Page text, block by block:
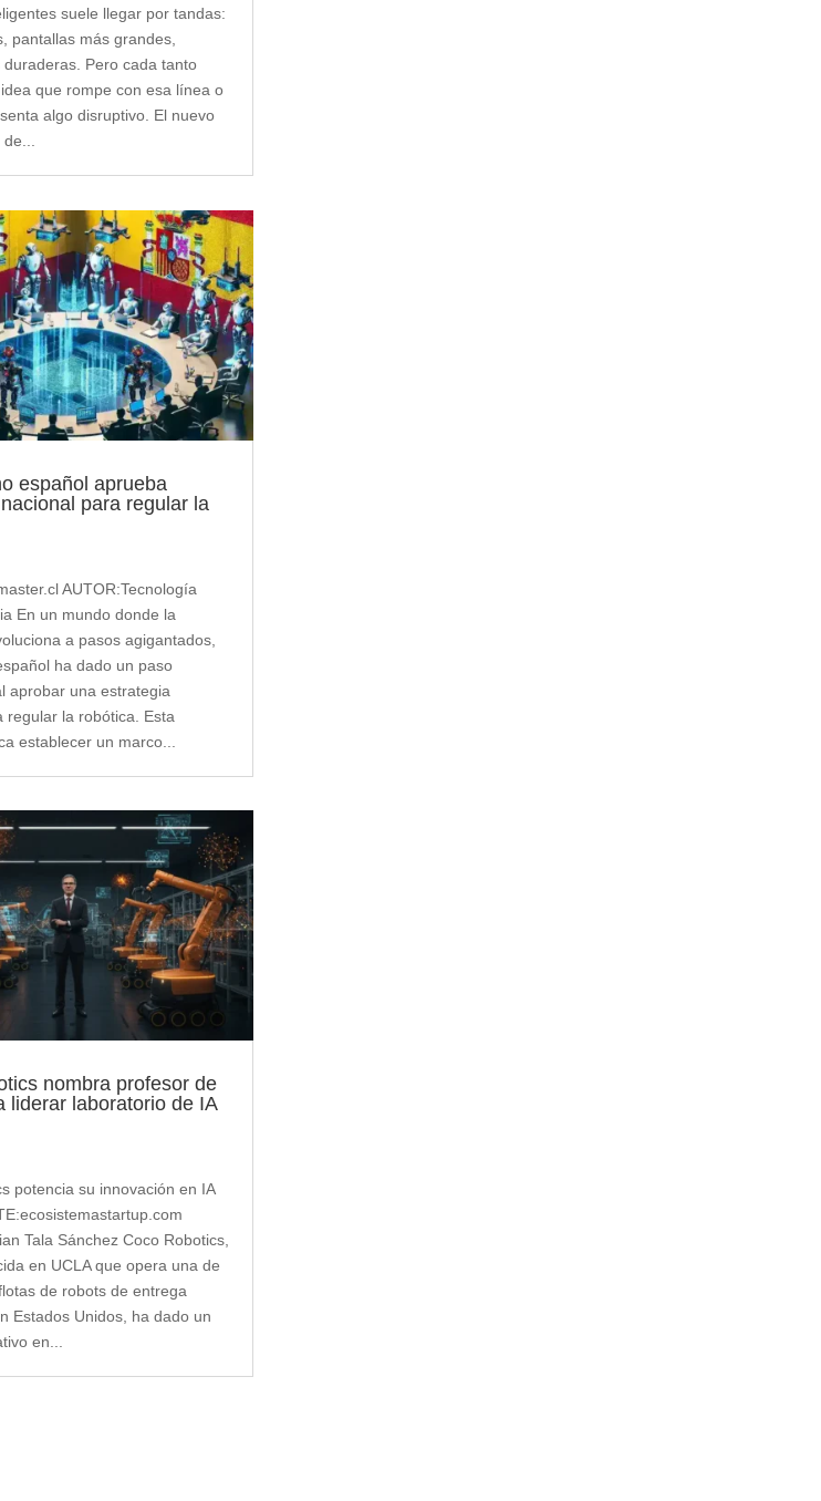
suele llegar por tandas:
pantallas más grandes,
Pero cada tanto
que rompe con esa línea o
algo disruptivo. El nuevo
de...
español aprueba
para regular la
AUTOR:Tecnología
En un mundo donde la
a pasos agigantados,
ha dado un paso
aprobar una estrategia
regular la robótica. Esta
establecer un marco...
nombra profesor de
liderar laboratorio de IA
potencia su innovación en IA
Tala Sánchez Coco Robotics,
en UCLA que opera una de
de robots de entrega
Estados Unidos, ha dado un
en...